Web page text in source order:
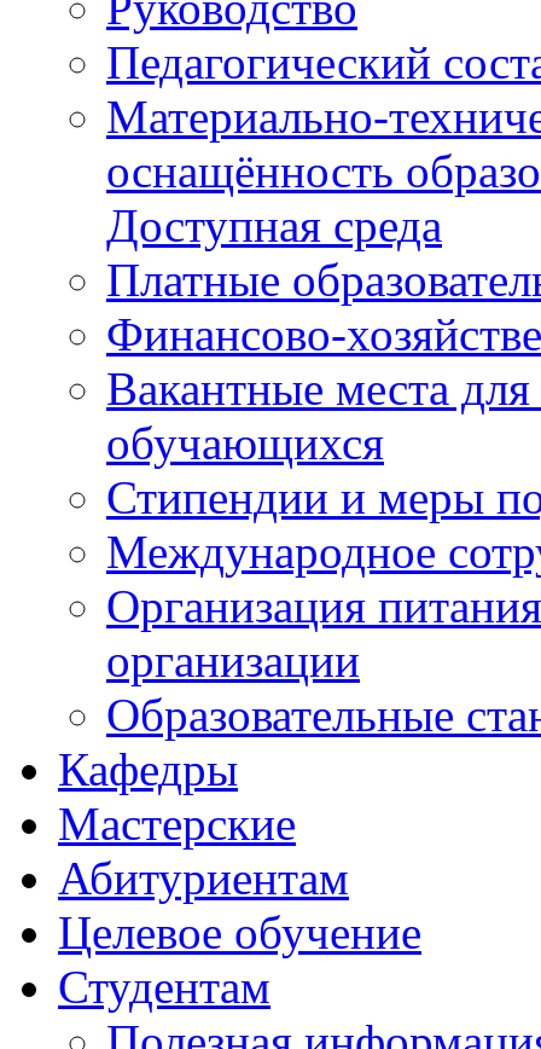
Педагогический
Материально-
оснащённость
Доступная среда
Платные
Финансово-
Вакантные места
обучающихся
Стипендии и меры
Международное
Организация
организации
Образовательные
Кафедры
Мастерские
Абитуриентам
Целевое обучение
Студентам